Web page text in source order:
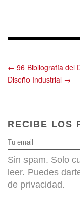
← 96 Bibliografía del
Diseño Industrial →
RECIBE LOS
Sin spam. Solo
leer. Puedes
de privacidad.